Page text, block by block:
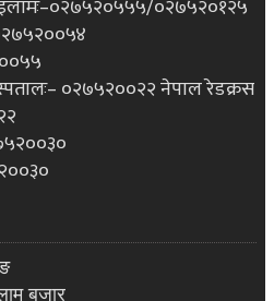
०२७५२०१२५
०२७५२००२२ नेपाल रेडक्रस
बजार